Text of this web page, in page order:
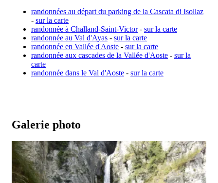
randonnées au départ du parking de la Cascata di Isollaz
- sur la carte
randonnée à Challand-Saint-Victor- sur la carte
randonnée au Val d'Ayas - sur la carte
randonnée en Vallée d'Aoste - sur la carte
randonnée aux cascades de la Vallée d'Aoste - sur la
carte
randonnée dans le Val d'Aoste - sur la carte
Galerie photo